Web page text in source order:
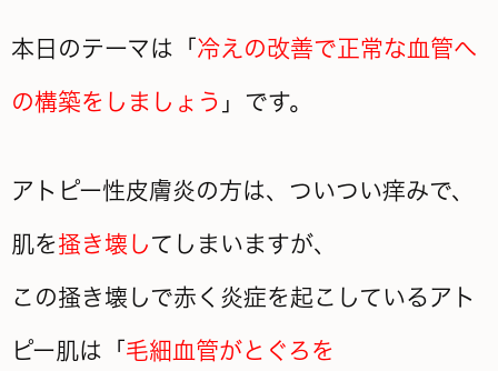
本日のテーマは「 冷えの改善で正常な血管へ
の構築をしましょう 」です。
アトピー性皮膚炎の方は、ついつい痒みで、
肌を掻き壊してしまいますが、
この掻き壊しで赤く炎症を起こしているアト
ピー肌は「 毛細血管がとぐろを